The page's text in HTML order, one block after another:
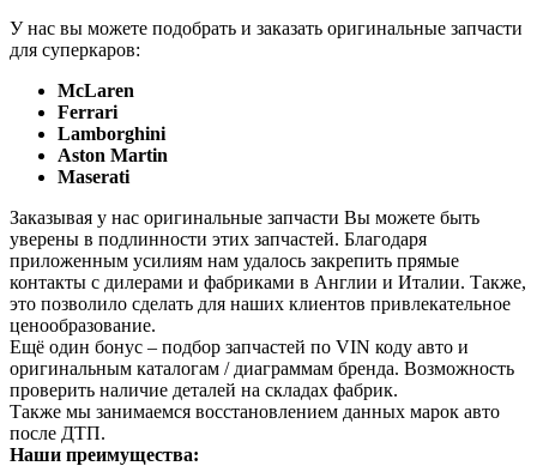
У нас вы можете подобрать и заказать оригинальные запчасти
для суперкаров:
McLaren
Ferrari
Lamborghini
Aston Martin
Maserati
Заказывая у нас оригинальные запчасти Вы можете быть
уверены в подлинности этих запчастей. Благодаря
приложенным усилиям нам удалось закрепить прямые
контакты с дилерами и фабриками в Англии и Италии. Также,
это позволило сделать для наших клиентов привлекательное
ценообразование.
Ещё один бонус – подбор запчастей по VIN коду авто и
оригинальным каталогам / диаграммам бренда. Возможность
проверить наличие деталей на складах фабрик.
Также мы занимаемся восстановлением данных марок авто
после ДТП.
Наши преимущества: